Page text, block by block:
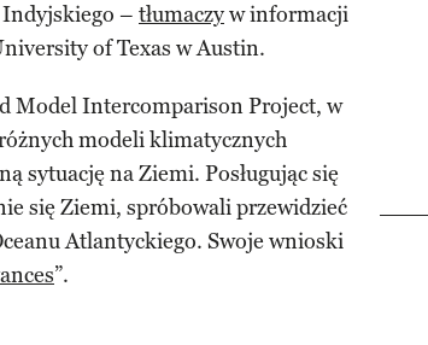
Indyjskiego – tłumaczyw informacji
of Texas w Austin.
Model Intercomparison Project, w
modeli klimatycznych
sytuację na Ziemi. Posługując się
się Ziemi, spróbowali przewidzieć
Atlantyckiego. Swoje wnioski
”.